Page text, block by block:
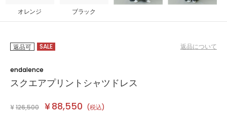
OUTLET
オレンジ ブラック
返品可 SALE 返品について
endalence
スクエアプリントシャツドレス
¥ 126,500 ¥88,550 (税込)